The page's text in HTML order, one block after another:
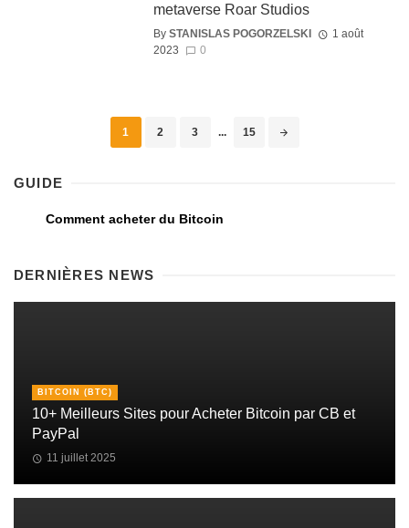
metaverse Roar Studios
By STANISLAS POGORZELSKI
1 août
2023
0
1 2 3 ... 15
GUIDE
Comment acheter du Bitcoin
DERNIÈRES NEWS
BITCOIN (BTC)
10+ Meilleurs Sites pour Acheter Bitcoin par CB et
PayPal
11 juillet 2025